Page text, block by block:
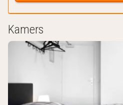
Kamers